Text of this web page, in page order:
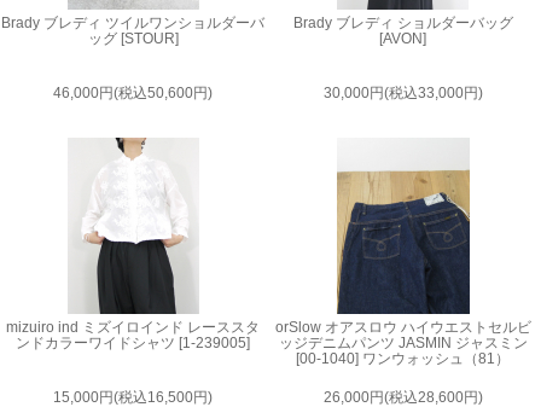
Brady ブレディ ツイルワンショルダーバ
ッグ [STOUR]
46,000円(税込50,600円)
Brady ブレディ ショルダーバッグ
[AVON]
30,000円(税込33,000円)
mizuiro ind ミズイロインド レーススタ
ンドカラーワイドシャツ [1-239005]
15,000円(税込16,500円)
orSlow オアスロウ ハイウエストセルビ
ッジデニムパンツ JASMIN ジャスミン
[00-1040] ワンウォッシュ（81）
26,000円(税込28,600円)